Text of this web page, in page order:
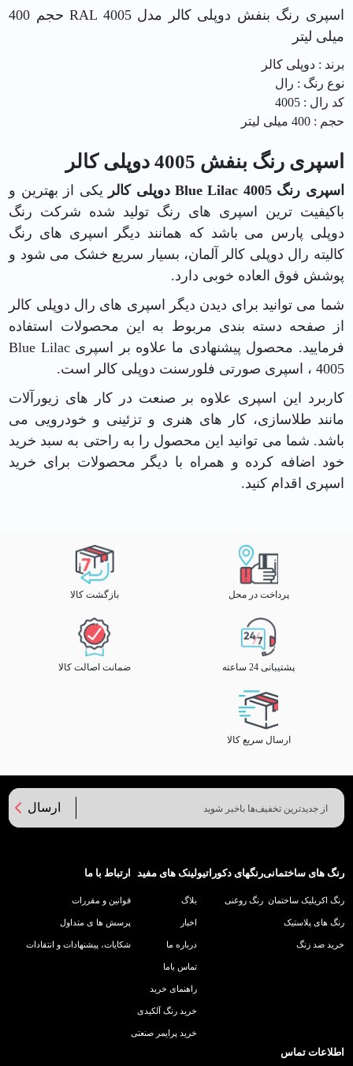
اسپری رنگ بنفش دوپلی کالر مدل RAL 4005 حجم 400
میلی لیتر
برند : دوپلی کالر
نوع رنگ : رال
کد رال : 4005
حجم : 400 میلی لیتر
اسپری رنگ بنفش 4005 دوپلی کالر
اسپری رنگ Blue Lilac 4005 دوپلی کالر
یکی از بهترین و
باکیفیت ترین اسپری های رنگ تولید شده شرکت رنگ
دوپلی پارس می باشد که همانند دیگر اسپری های رنگ
کالیته رال دوپلی کالر آلمان، بسیار سریع خشک می شود و
پوشش فوق العاده خوبی دارد.
شما می توانید برای دیدن دیگر اسپری های رال دوپلی کالر
از صفحه دسته بندی مربوط به این محصولات استفاده
فرمایید. محصول پیشنهادی ما علاوه بر اسپری Blue Lilac
4005 ، اسپری صورتی فلورسنت دوپلی کالر است.
کاربرد این اسپری علاوه بر صنعت در کار های زیورآلات
مانند طلاسازی، کار های هنری و تزئینی و خودرویی می
باشد. شما می توانید این محصول را به راحتی به سبد خرید
خود اضافه کرده و همراه با دیگر محصولات برای خرید
اسپری اقدام کنید.
پرداخت در محل بازگشت کالا
پشتیبانی 24 ساعته ضمانت اصالت کالا
ارسال سریع کالا
ارسال
رنگ های ساختمانی
رنگ اکریلیک ساختمان
رنگ های پلاستیک
خرید ضد زنگ
رنگهای دکوراتیو
رنگ روغنی
لینک های مفید
بلاگ
اخبار
درباره ما
تماس باما
راهنمای خرید
خرید رنگ آلکیدی
خرید پرایمر صنعتی
ارتباط با ما
قوانین و مقررات
پرسش ها ی متداول
شکایات، پیشنهادات و انتقادات
اطلاعات تماس